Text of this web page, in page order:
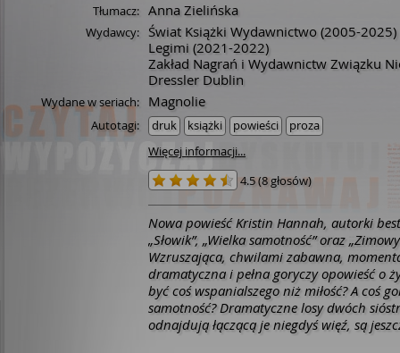
Tłumacz: Anna Zielińska
Wydawcy: Świat Książki Wydawnictwo (2005-2025)
Legimi (2021-2022)
Zakład Nagrań i Wydawnictw Związku
Dressler Dublin
Wydane w seriach: Magnolie
Autotagi: druk książki powieści
proza
Więcej informacji...
4.5(8 głosów)
Nowa powieść Kristin Hannah, autorki
„Słowik”, „Wielka samotność” oraz
Wzruszająca, chwilami zabawna,
dramatyczna i pełna goryczy opowieść o
być coś wspanialszego niż miłość? A coś
samotność? Dramatyczne losy dwóch
odnajdują łączącą je niegdyś więź, są